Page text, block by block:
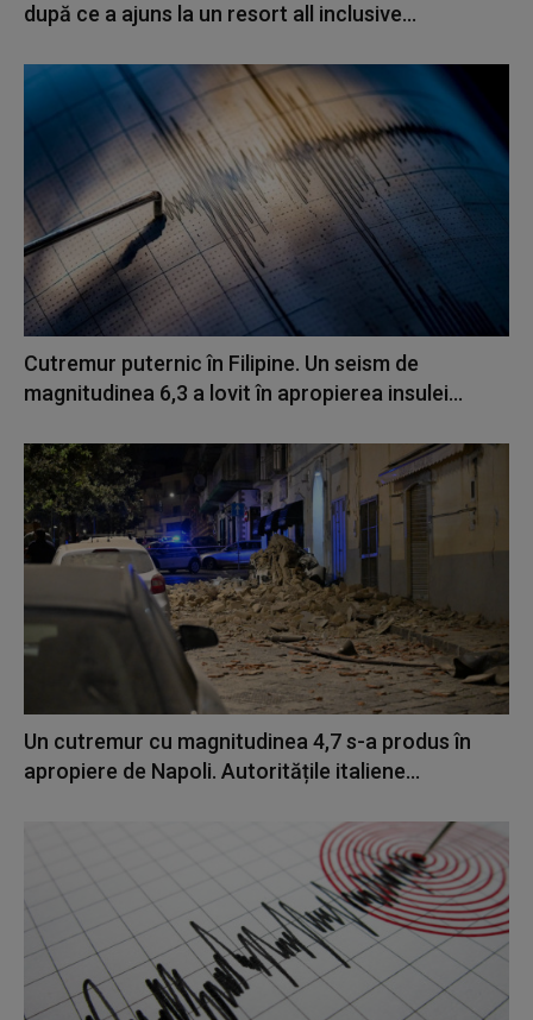
după ce a ajuns la un resort all inclusive...
Cutremur puternic în Filipine. Un seism de
magnitudinea 6,3 a lovit în apropierea insulei...
Un cutremur cu magnitudinea 4,7 s-a produs în
apropiere de Napoli. Autoritățile italiene...